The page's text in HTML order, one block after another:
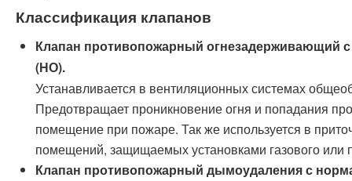
Классификация клапанов
Клапан противопожарный огнезадерживающий
(НО).
Устанавливается в вентиляционных системах
Предотвращает проникновение огня и попадания
помещение при пожаре. Так же используется в
помещений, защищаемых установками газового или
Клапан противопожарный дымоудаления с